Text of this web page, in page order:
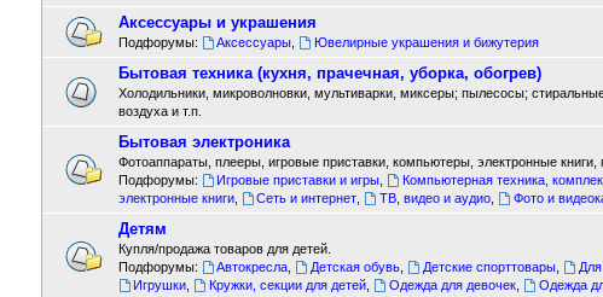
Аксессуары и украшения
Подфорумы: Аксессуары Ювелирные украшения и бижутерия
Бытовая техника (кухня, прачечная, уборка, обогрев)
Холодильники, микроволновки, мультиварки, миксеры; пылесосы;
воздуха и т.п.
Бытовая электроника
Фотоаппараты, плееры, игровые приставки, компьютеры, электронные
Подфорумы:
Игровые приставки и игры Компьютерная техника,
электронные книги, Сеть и интернет ТВ, видео и аудио Фото и
Детям
Купля/продажа товаров для детей.
Подфорумы:
Автокресла Детская обувь Детские спорттовары
Игрушки
Кружки, секции для детей Одежда для девочек Одежда